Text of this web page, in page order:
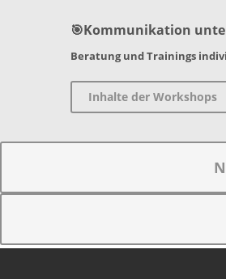
🎯Kommunikation
Beratung und Trainings
Inhalte der Workshops